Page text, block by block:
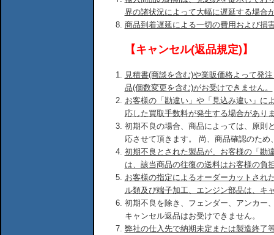
界の諸状況によって大幅に遅延する場合
商品到着遅延による一切の費用および損
【キャンセル(返品規定)】
見積書(商談を含む)や業販価格よって発
品(個数変更を含む)がお受けできません。
お客様の「勘違い」や「見込み違い」に
応した買取手数料が発生する場合があり
初期不良の場合、商品によっては、原則
応させて頂きます。 尚、商品確認のた
初期不良とされた製品が、お客様の「勘
は、該当商品の往復の送料はお客様の負
お客様の指定によるオーダーカットされ
ル類及び端子加工、エンジン部品は、キ
初期不良を除き、フェンダー、アンカー
キャンセル返品はお受けできません。
弊社の仕入先で納期未定または製造終了